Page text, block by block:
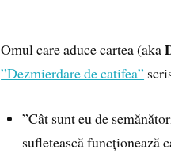
Omul care aduce cartea (aka
”Dezmierdare de catifea”
”Cât sunt eu de
sufletească funcționează